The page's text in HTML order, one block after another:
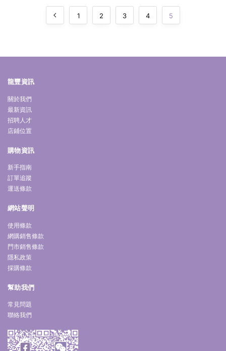
1 2 3 4 5
龍豐資訊
關於我們
最新資訊
招聘人才
店鋪位置
購物資訊
新手指南
訂單追蹤
運送條款
網站聲明
使用條款
網購銷售條款
門市銷售條款
隱私政策
採購條款
幫助我們
常見問題
聯絡我們